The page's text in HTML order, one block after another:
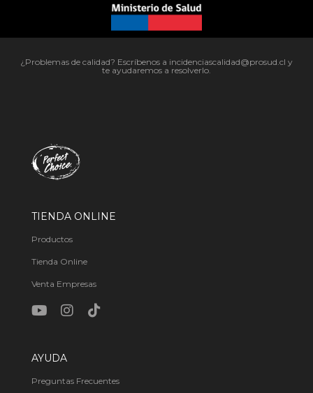
¿Problemas de calidad? Escríbenos a incidenciascalidad@prosud.cl y
te ayudaremos a resolverlo.
TIENDA ONLINE
Productos
Tienda Online
Venta Empresas
AYUDA
Preguntas Frecuentes